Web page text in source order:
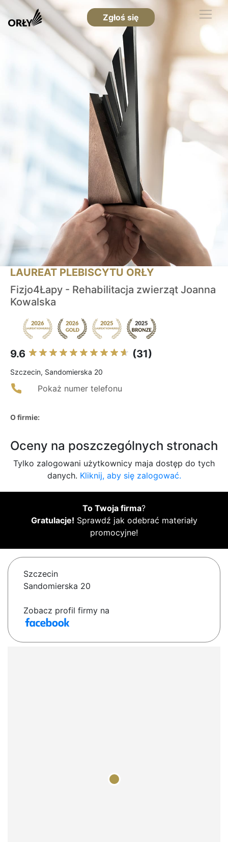
Zgłoś się
LAUREAT PLEBISCYTU ORŁY
Fizjo4Łapy - Rehabilitacja zwierząt Joanna
Kowalska
9.6 (31)
Szczecin, Sandomierska 20
Pokaż numer telefonu
O firmie:
Oceny na poszczególnych stronach
Tylko zalogowani użytkownicy maja dostęp do tych
danych. Kliknij, aby się zalogować.
To Twoja firma?
Gratulacje! Sprawdź jak odebrać materiały
promocyjne!
Szczecin
Sandomierska 20
Zobacz profil firmy na